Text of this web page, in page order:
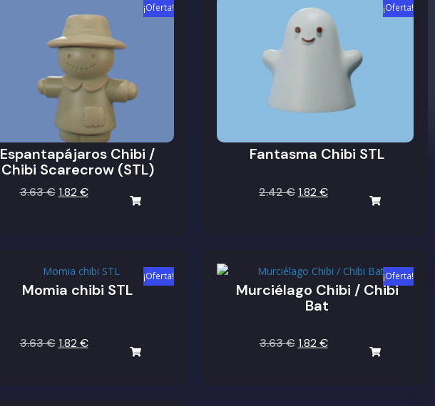
¡Oferta!
Espantapájaros Chibi /
Chibi Scarecrow (STL)
3.63€ 1.82 €
¡Oferta!
Fantasma Chibi STL
2.42€1.82 €
¡Oferta!
Momia chibi STL
3.63€ 1.82 €
¡Oferta!
Murciélago Chibi / Chibi
Bat
3.63€ 1.82 €